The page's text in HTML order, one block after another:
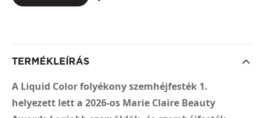
TERMÉKLEÍRÁS
A Liquid Color folyékony szemhéjfesték 1.
helyezett lett a 2026-os Marie Claire Beauty